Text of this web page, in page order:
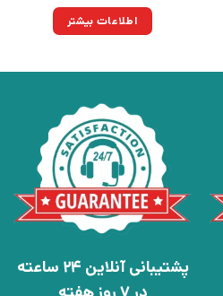
اطلاعات بیشتر
پشتیبانی آنلاین 24 ساعته